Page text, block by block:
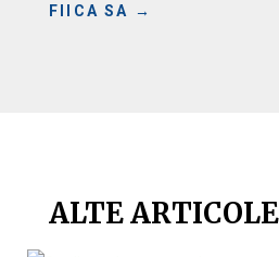
FIICA SA
→
ALTE ARTICOLE